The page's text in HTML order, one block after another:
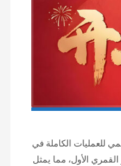
للعمليات الكاملة في
القمري الأول، مما يمثل